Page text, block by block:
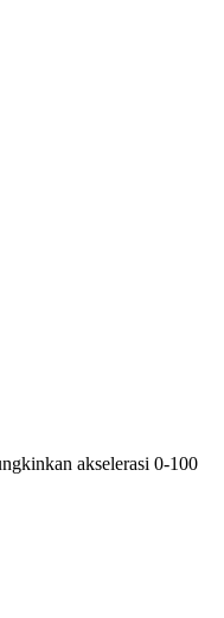
akselerasi 0-100